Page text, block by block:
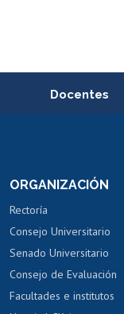
Docentes
Evaluación
Calificación
Postulación al
ORGANIZACIÓN
Rectoría
Consejo Universitario
Senado Universitario
Consejo de Evaluación
Facultades e institutos